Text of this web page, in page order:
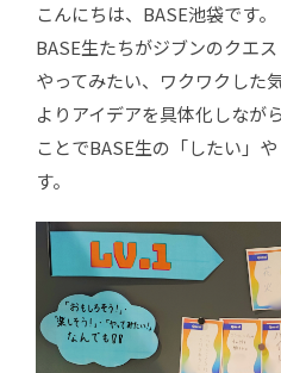
こんにちは、BASE池袋です。
BASE生たちがジブンのクエ
やってみたい、ワクワクした
よりアイデアを具体化しなが
ことでBASE生の「したい」
す。